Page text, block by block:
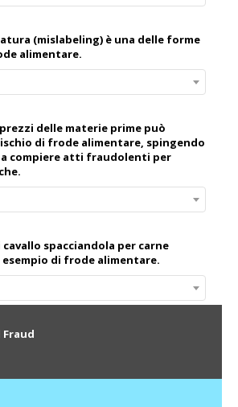
delle materie prime può
di frode alimentare, spingendo
compiere atti fraudolenti per
cavallo spacciandola per carne
esempio di frode alimentare.
(mislabeling) è una delle forme
alimentare.